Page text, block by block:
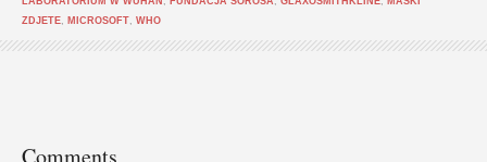
ZDJETE, MICROSOFT, WHO